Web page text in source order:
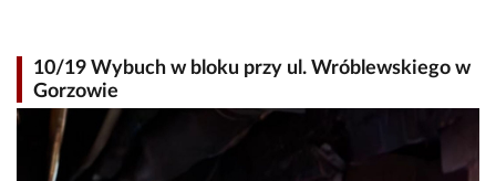
10/19 Wybuch w bloku przy ul. Wróblewskiego w
Gorzowie